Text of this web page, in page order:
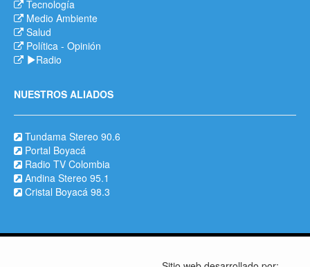
Tecnología
Medio Ambiente
Salud
Política - Opinión
Radio
NUESTROS ALIADOS
Tundama Stereo 90.6
Portal Boyacá
Radio TV Colombia
Andina Stereo 95.1
Cristal Boyacá 98.3